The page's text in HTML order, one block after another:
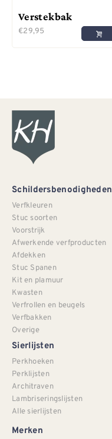
Verstekbak
€29,95
Schildersbenodigheden
Verfkleuren
Stuc soorten
Voorstrijk
Afwerkende verfproducten
Afdekken
Stuc Spanen
Kit en plamuur
Kwasten
Verfrollen en beugels
Verfbakken
Overige
Sierlijsten
Perkhoeken
Perklijsten
Architraven
Lambriseringslijsten
Alle sierlijsten
Merken